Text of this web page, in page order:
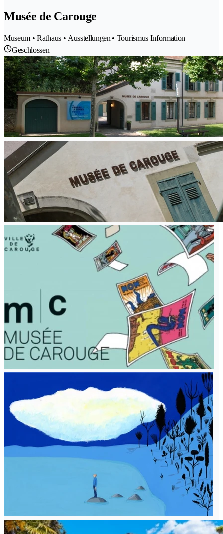
Musée de Carouge
Museum • Rathaus • Ausstellungen • Tourismus Information
Geschlossen